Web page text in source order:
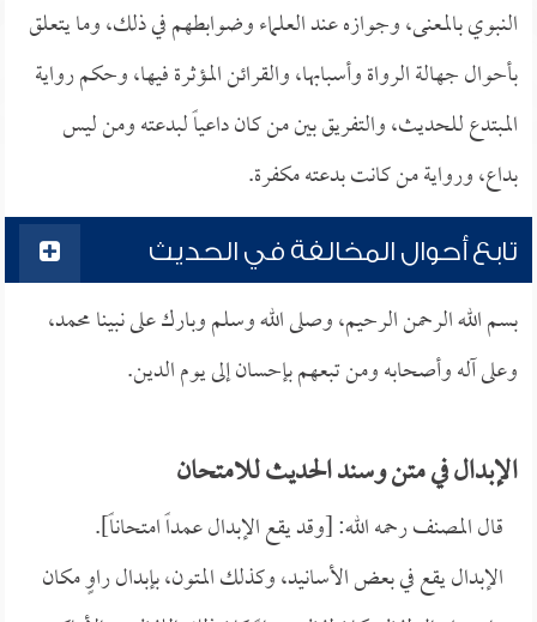
النبوي بالمعنى، وجوازه عند العلماء وضوابطهم في ذلك، وما يتعلق
بأحوال جهالة الرواة وأسبابها، والقرائن المؤثرة فيها، وحكم رواية
المبتدع للحديث، والتفريق بين من كان داعياً لبدعته ومن ليس
بداع، ورواية من كانت بدعته مكفرة.
تابع أحوال المخالفة في الحديث
بسم الله الرحمن الرحيم، وصلى الله وسلم وبارك على نبينا محمد،
وعلى آله وأصحابه ومن تبعهم بإحسان إلى يوم الدين.
الإبدال في متن وسند الحديث للامتحان
قال المصنف رحمه الله: [وقد يقع الإبدال عمداً امتحاناً].
الإبدال يقع في بعض الأسانيد، وكذلك المتون، بإبدال راوٍ مكان